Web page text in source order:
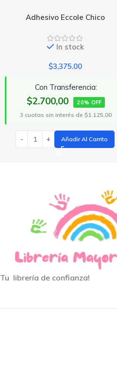
Adhesivo Keyroad 50g
In stock
$625.00
Con Transferencia:$500,00
20% OFF
3 cuotas sin interés de $208,33
Añadir Al Carrito
Tu librería de confianza!